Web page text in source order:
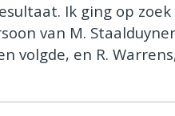
Ik ging op zoek
van M.
volgde, en R.